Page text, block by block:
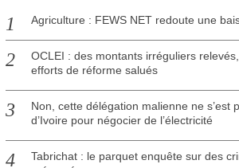
Agriculture : FEWS NET redoute une
OCLEI : des montants irréguliers
efforts de réforme salués
Non, cette délégation malienne ne s’est
d’Ivoire pour négocier de l’électricité
Tabrichat : le parquet enquête sur des